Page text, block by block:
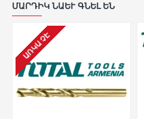
ՄԱՐԴԻԿ ՆԱԵՒ ԳՆԵԼ ԵՆ
ԱՌԿԱ ՉԷ